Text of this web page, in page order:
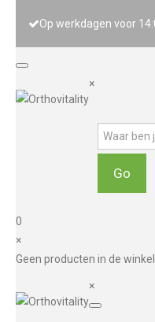
Op werkdagen voor
×
0
×
Geen producten in de
×